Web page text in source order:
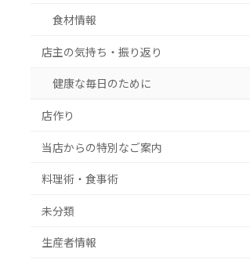
食材情報
店主の気持ち・振り返り
健康な毎日のために
店作り
当店からの特別なご案内
料理術・食事術
未分類
生産者情報